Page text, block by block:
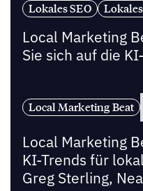
Lokales SEO
Local Marketing
Sie sich auf die
Local Marketing Beat
Local Marketing
KI-Trends für
Greg Sterling,